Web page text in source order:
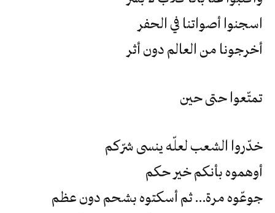
اسجنوا أصواتنا في الحفر
أخرجونا من العالم دون أثر
تمتّعوا حتى حين
خدّروا الشعب لعلّه ينسى شرّكم
أوهموه بأنكم خير حكم
جوعّوه مرة… ثم أسكتوه بشحم دون عظم